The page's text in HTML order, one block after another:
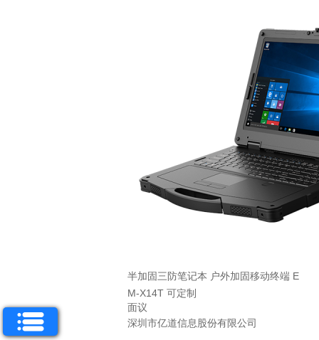
半加固三防笔记本 户外加固移动终端 E
M-X14T 可定制
面议
深圳市亿道信息股份有限公司